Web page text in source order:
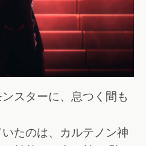
スターに、息つく間も
たのは、カルテノン神